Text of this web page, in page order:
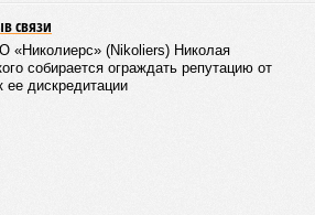
связи
«Николиерс» (Nikoliers) Николая
собирается ограждать репутацию от
ее дискредитации